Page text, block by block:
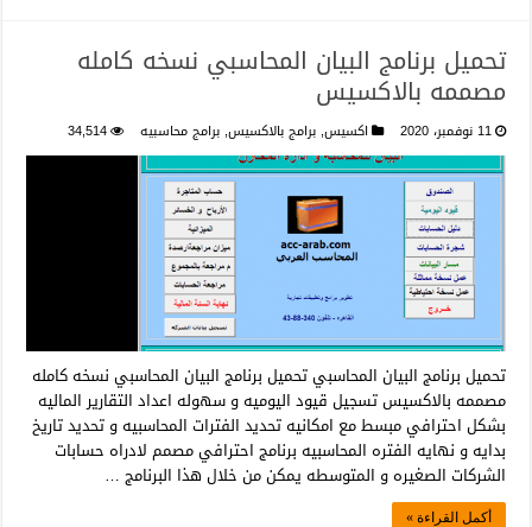
تحميل برنامج البيان المحاسبي نسخه كامله
مصممه بالاكسيس
11 نوفمبر، 2020 اكسيس, برامج بالاكسيس, برامج محاسبيه 34,514
تحميل برنامج البيان المحاسبي تحميل برنامج البيان المحاسبي نسخه كامله
مصممه بالاكسيس تسجيل قيود اليوميه و سهوله اعداد التقارير الماليه
بشكل احترافي مبسط مع امكانيه تحديد الفترات المحاسبيه و تحديد تاريخ
بدايه و نهايه الفتره المحاسبيه برنامج احترافي مصمم لادراه حسابات
الشركات الصغيره و المتوسطه يمكن من خلال هذا البرنامج …
أكمل القراءة »